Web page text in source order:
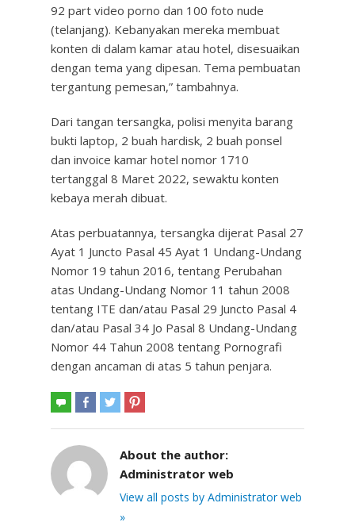
92 part video porno dan 100 foto nude
(telanjang). Kebanyakan mereka membuat
konten di dalam kamar atau hotel, disesuaikan
dengan tema yang dipesan. Tema pembuatan
tergantung pemesan,” tambahnya.
Dari tangan tersangka, polisi menyita barang
bukti laptop, 2 buah hardisk, 2 buah ponsel
dan invoice kamar hotel nomor 1710
tertanggal 8 Maret 2022, sewaktu konten
kebaya merah dibuat.
Atas perbuatannya, tersangka dijerat Pasal 27
Ayat 1 Juncto Pasal 45 Ayat 1 Undang-Undang
Nomor 19 tahun 2016, tentang Perubahan
atas Undang-Undang Nomor 11 tahun 2008
tentang ITE dan/atau Pasal 29 Juncto Pasal 4
dan/atau Pasal 34 Jo Pasal 8 Undang-Undang
Nomor 44 Tahun 2008 tentang Pornografi
dengan ancaman di atas 5 tahun penjara.
About the author:
Administrator web
View all posts by Administrator web
»